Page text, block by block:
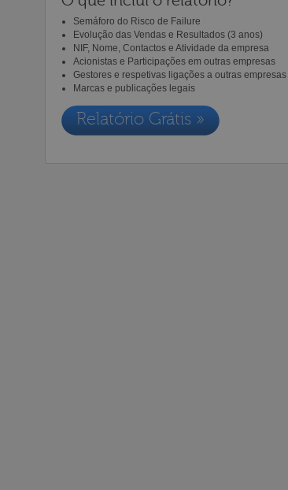
Semáforo do Risco de Failure
Evolução das Vendas e Resultados (3 anos)
NIF, Nome, Contactos e Atividade da empresa
Acionistas e Participações em outras empresas
Gestores e respetivas ligações a outras empresas
Marcas e publicações legais
Relatório Grátis »